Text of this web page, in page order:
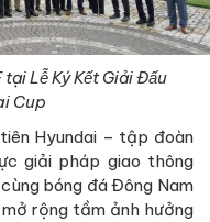
Lễ Ký Kết Giải Đấu
Cup
Hyundai – tập đoàn
giải pháp giao thông
bóng đá Đông Nam
rộng tầm ảnh hưởng